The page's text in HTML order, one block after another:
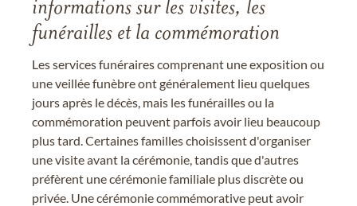
informations sur les visites, les
funérailles et la commémoration
Les services funéraires comprenant une exposition ou
une veillée funèbre ont généralement lieu quelques
jours après le décès, mais les funérailles ou la
commémoration peuvent parfois avoir lieu beaucoup
plus tard. Certaines familles choisissent d'organiser
une visite avant la cérémonie, tandis que d'autres
préfèrent une cérémonie familiale plus discrète ou
privée. Une cérémonie commémorative peut avoir